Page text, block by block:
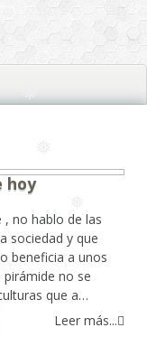
❅
❅
❅
hoy
, no hablo de las
sociedad y que
beneficia a unos
no se
que a…
Leer más...